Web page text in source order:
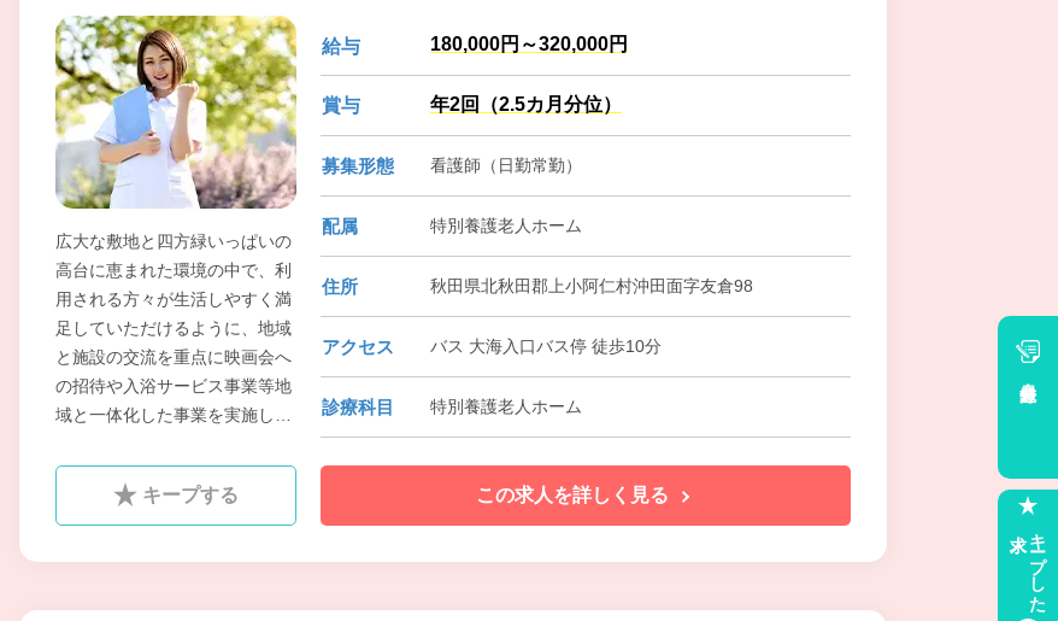
広大な敷地と四方緑いっぱいの
高台に恵まれた環境の中で、利
用される方々が生活しやすく満
足していただけるように、地域
と施設の交流を重点に映画会へ
の招待や入浴サービス事業等地
域と一体化した事業を実施して
給与 180,000円～320,000円
賞与 年2回（2.5カ月分位）
募集形態 看護師（日勤常勤）
配属 特別養護老人ホーム
住所 秋田県北秋田郡上小阿仁村沖田面字友倉98
アクセス バス 大海入口バス停 徒歩10分
診療科目 特別養護老人ホーム
キープする この求人を詳しく見る
キープした